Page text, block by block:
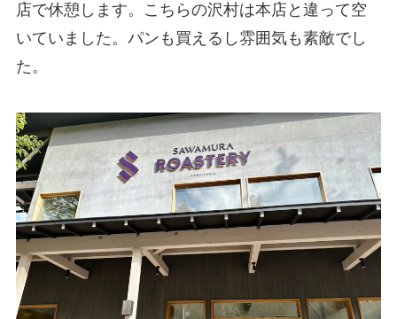
店で休憩します。こちらの沢村は本店と違って空
いていました。パンも買えるし雰囲気も素敵でし
た。